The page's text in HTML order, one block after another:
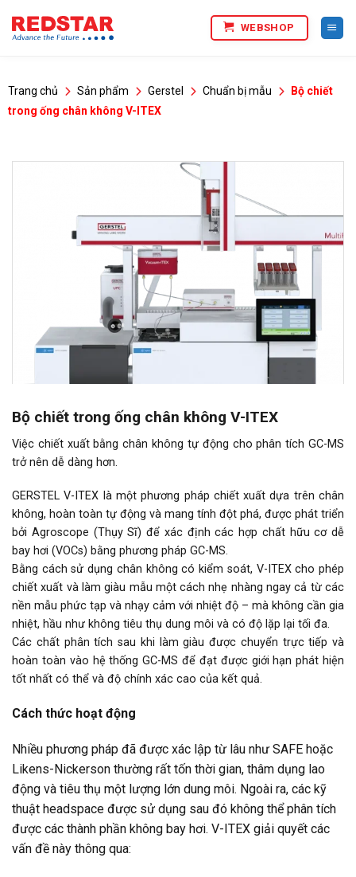
qua
WEBSHOP
Trang chủ Sản phẩm Gerstel Chuẩn bị mẫu
Bộ chiết
trong ống chân không V-ITEX
Bộ chiết trong ống chân không V-ITEX
Việc chiết xuất bằng chân không tự động cho phân tích GC-MS
trở nên dễ dàng hơn.
GERSTEL V-ITEX là một phương pháp chiết xuất dựa trên chân
không, hoàn toàn tự động và mang tính đột phá, được phát triển
bởi Agroscope (Thụy Sĩ) để xác định các hợp chất hữu cơ dễ
bay hơi (VOCs) bằng phương pháp GC-MS.
Bằng cách sử dụng chân không có kiểm soát, V-ITEX cho phép
chiết xuất và làm giàu mẫu một cách nhẹ nhàng ngay cả từ các
nền mẫu phức tạp và nhạy cảm với nhiệt độ – mà không cần gia
nhiệt, hầu như không tiêu thụ dung môi và có độ lặp lại tối đa.
Các chất phân tích sau khi làm giàu được chuyển trực tiếp và
hoàn toàn vào hệ thống GC-MS để đạt được giới hạn phát hiện
tốt nhất có thể và độ chính xác cao của kết quả.
Cách thức hoạt động
Nhiều phương pháp đã được xác lập từ lâu như SAFE hoặc
Likens-Nickerson thường rất tốn thời gian, thâm dụng lao
động và tiêu thụ một lượng lớn dung môi. Ngoài ra, các kỹ
thuật headspace được sử dụng sau đó không thể phân tích
được các thành phần không bay hơi. V-ITEX giải quyết các
vấn đề này thông qua: